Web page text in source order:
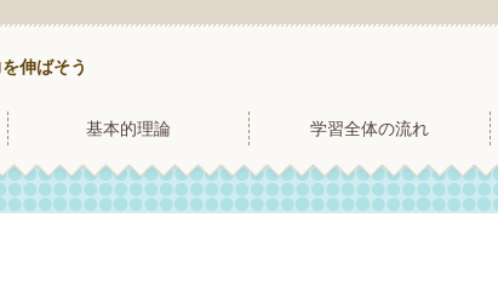
伸ばそう
基本的理論 学習全体の流れ